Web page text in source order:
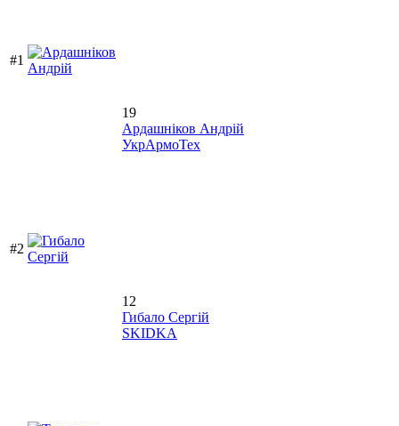
#1
19
Ардашніков Андрій
УкрАрмоТех
#2
12
Гибало Сергій
SKIDKA